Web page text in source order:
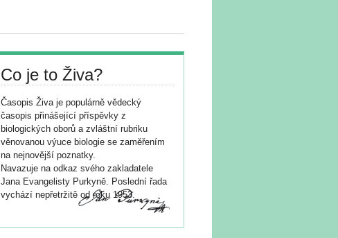
Co je to Živa?
Časopis Živa je populárně vědecký
časopis přinášející příspěvky z
biologických oborů a zvláštní rubriku
věnovanou výuce biologie se zaměřením
na nejnovější poznatky.
Navazuje na odkaz svého zakladatele
Jana Evangelisty Purkyně. Poslední řada
vychází nepřetržitě od roku 1953.